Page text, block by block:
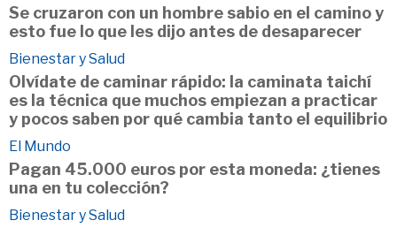
Se cruzaron con un hombre sabio en el camino y
esto fue lo que les dijo antes de desaparecer
Bienestar y Salud
Olvídate de caminar rápido: la caminata taichí
es la técnica que muchos empiezan a practicar
y pocos saben por qué cambia tanto el equilibrio
El Mundo
Pagan 45.000 euros por esta moneda: ¿tienes
una en tu colección?
Bienestar y Salud